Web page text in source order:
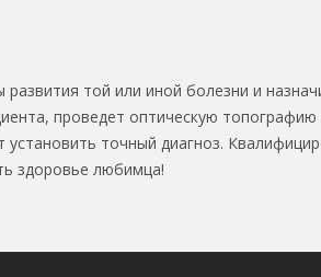
той или иной болезни и
проведет оптическую
точный диагноз.
здоровье любимца!